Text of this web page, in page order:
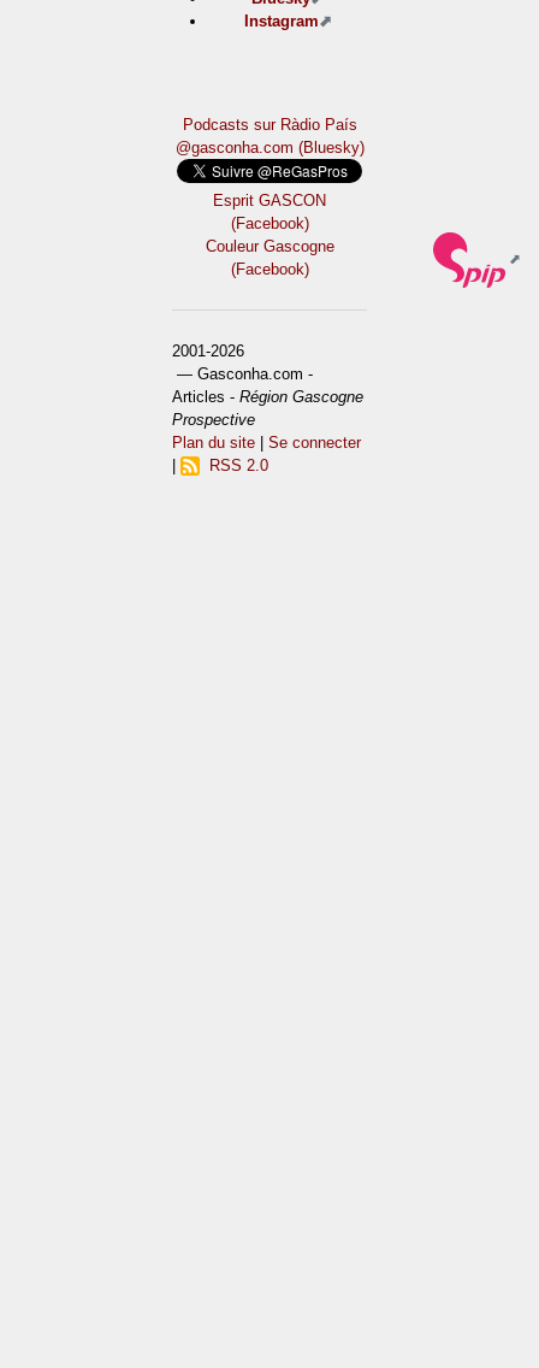
Instagram
Podcasts sur Ràdio País
@gasconha.com (Bluesky)
Esprit GASCON
(Facebook)
Couleur Gascogne
(Facebook)
2001-2026
— Gasconha.com -
Articles -Région Gascogne
Prospective
Plan du site |Se connecter
RSS 2.0